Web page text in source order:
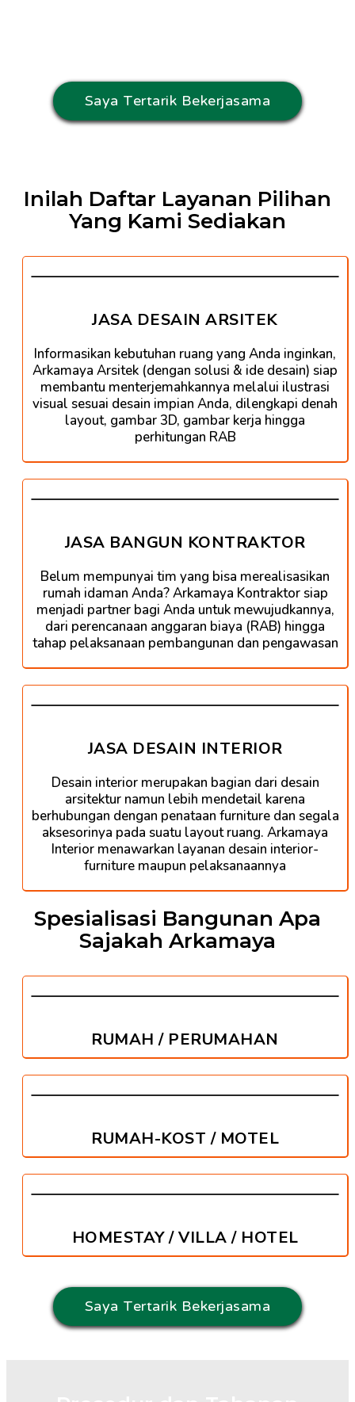
Saya Tertarik Bekerjasama
Inilah Daftar Layanan Pilihan
Yang Kami Sediakan
JASA DESAIN ARSITEK
Informasikan kebutuhan ruang yang Anda inginkan,
Arkamaya Arsitek (dengan solusi & ide desain) siap
membantu menterjemahkannya melalui ilustrasi
visual sesuai desain impian Anda, dilengkapi denah
layout, gambar 3D, gambar kerja hingga
perhitungan RAB
JASA BANGUN KONTRAKTOR
Belum mempunyai tim yang bisa merealisasikan
rumah idaman Anda? Arkamaya Kontraktor siap
menjadi partner bagi Anda untuk mewujudkannya,
dari perencanaan anggaran biaya (RAB) hingga
tahap pelaksanaan pembangunan dan pengawasan
JASA DESAIN INTERIOR
Desain interior merupakan bagian dari desain
arsitektur namun lebih mendetail karena
berhubungan dengan penataan furniture dan segala
aksesorinya pada suatu layout ruang. Arkamaya
Interior menawarkan layanan desain interior-
furniture maupun pelaksanaannya
Spesialisasi Bangunan Apa
Sajakah Arkamaya
RUMAH / PERUMAHAN
RUMAH-KOST / MOTEL
HOMESTAY / VILLA / HOTEL
Saya Tertarik Bekerjasama